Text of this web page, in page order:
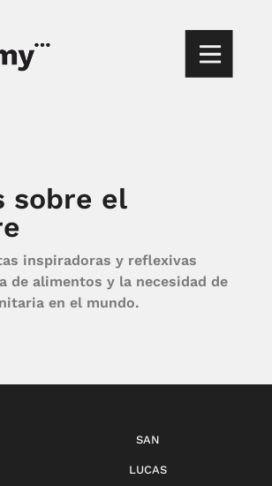
sobre el
inspiradoras y reflexivas
de alimentos y la necesidad de
en el mundo.
SAN
LUCAS